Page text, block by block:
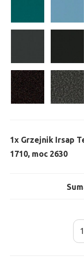
1x Grzejnik Irsap
1710, moc 2630
ilość